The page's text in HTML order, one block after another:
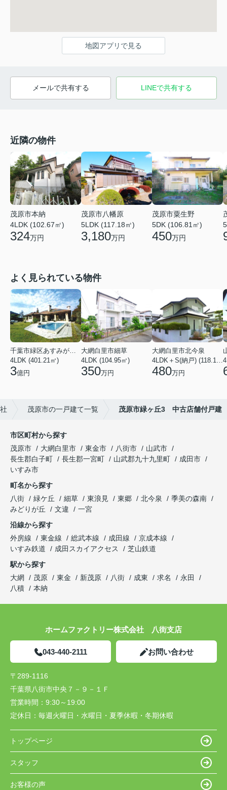
地図アプリで見る
メールで共有する LINEで共有する
近隣の物件
茂原市本納
4LDK (102.67㎡)
324万円
茂原市八幡原
5LDK (117.18㎡)
3,180万円
茂原市粟生野
5DK (106.81㎡)
450万円
よく見られている物件
千葉市緑区あすみが丘６丁目
4LDK (401.21㎡)
3億円
大網白里市細草
4LDK (104.95㎡)
350万円
大網白里市北今泉
4LDK＋S(納戸) (118.13㎡)
480万円
茂原市の一戸建て一覧 茂原市緑ヶ丘3 中古店舗付戸建
市区町村から探す
茂原市
大網白里市 東金市 八街市
山武市
長生郡白子町
長生郡一宮町 山武郡九十九里町
成田市
いすみ市
町名から探す
八街
緑ケ丘 細草 東浪見 東郷 北今泉
季美の森南
みどりが丘
文違
一宮
沿線から探す
外房線
東金線 総武本線 成田線
京成本線
いすみ鉄道
成田スカイアクセス
芝山鉄道
駅から探す
大網
茂原 東金 新茂原 八街 成東 求名
永田
八積
本納
ホームファクトリー株式会社 八街支店
043-440-2111 お問い合わせ
〒289-1116
千葉県八街市中央７－９－１Ｆ
営業時間： 9:30～19:00
定休日： 毎週火曜日・水曜日・夏季休暇・冬期休暇
トップページ
スタッフ
お客様の声